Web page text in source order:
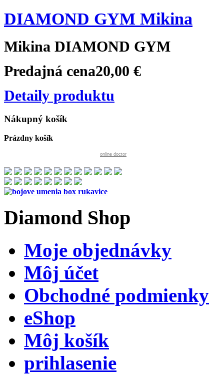
DIAMOND GYM Mikina
Mikina DIAMOND GYM
Predajná cena20,00 €
Detaily produktu
Nákupný košík
Prázdny košík
online doctor
Diamond Shop
Moje objednávky
Môj účet
Obchodné podmienky
eShop
Môj košík
prihlasenie